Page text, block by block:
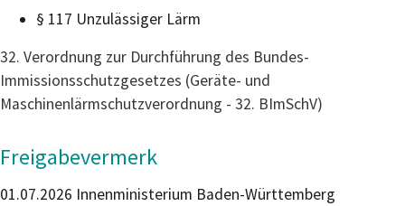
§ 117 Unzulässiger Lärm
32. Verordnung zur Durchführung des Bundes-
Immissionsschutzgesetzes (Geräte- und
Maschinenlärmschutzverordnung - 32. BImSchV)
Freigabevermerk
01.07.2026 Innenministerium Baden-Württemberg